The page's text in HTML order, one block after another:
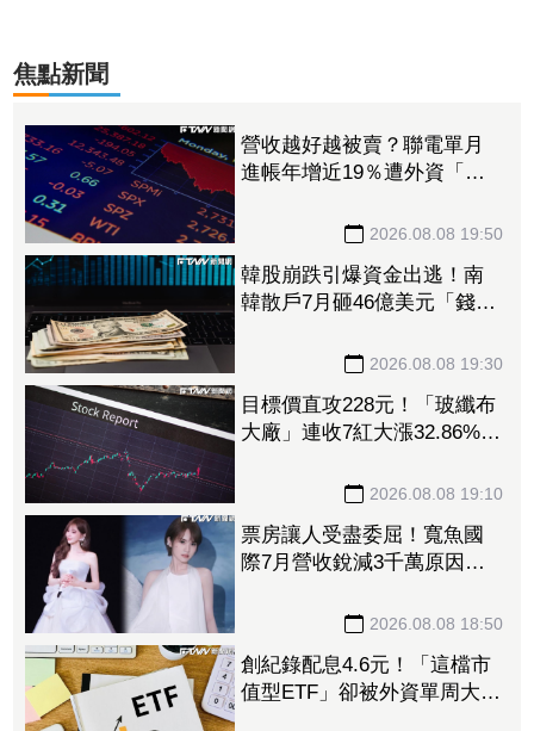
焦點新聞
營收越好越被賣？聯電單月
進帳年增近19％遭外資「砍
營收刷49個月新高也挨刀
2026.08.08 19:50
韓股崩跌引爆資金出逃！南
韓散戶7月砸46億美元「錢」
2026.08.08 19:30
目標價直攻228元！「玻纖布
大廠」連收7紅大漲32.86%
2026.08.08 19:10
票房讓人受盡委屈！寬魚國
際7月營收銳減3千萬原因曝
網笑翻：是吃了誠實果實嗎
2026.08.08 18:50
創紀錄配息4.6元！「這檔市
值型ETF」卻被外資單周大砍